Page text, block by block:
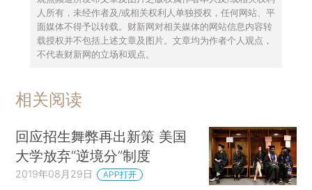
人所有，未经作者及/或相关权利人单独授权，任何网站、平
面媒体不得予以转载。财新网对相关媒体的网站信息内容转
载授权并不包括上述文章及图片。文章均为作者个人观点，
不代表财新网的立场和观点。
相关阅读
回应招生舞弊再出新策 美国
大学放弃“逆境分”制度
2019年08月29日 APP打开